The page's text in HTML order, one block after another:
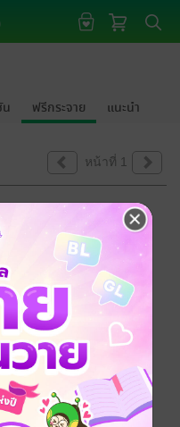
น ฟรีกระจาย แนะนำ
หน้าที่ 1
นะคะ
ณกำลังชมค่ะ